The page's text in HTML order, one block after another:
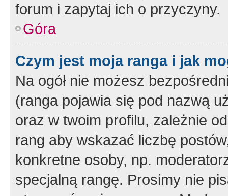
forum i zapytaj ich o przyczyny.
Góra
Czym jest moja ranga i jak
Na ogół nie możesz
(ranga pojawia się pod nazwą
oraz w twoim profilu, zależnie
rang aby wskazać liczbę
konkretne osoby, np.
specjalną rangę. Prosimy nie